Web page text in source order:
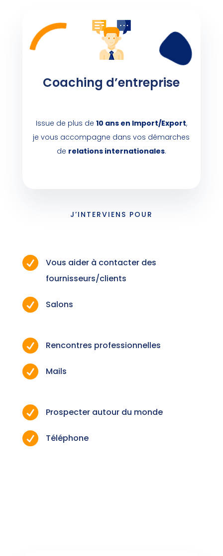
Coaching d’entreprise
Issue de plus de 10 ans en Import/Export,
je vous accompagne dans vos démarches
de relations internationales.
J’INTERVIENS POUR

Vous aider à contacter des
fournisseurs/clients
 Salons
 Rencontres professionnelles
 Mails
 Prospecter autour du monde
 Téléphone